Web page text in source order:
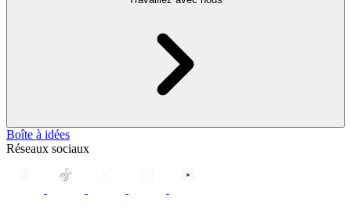
Boîte à idées
Réseaux sociaux